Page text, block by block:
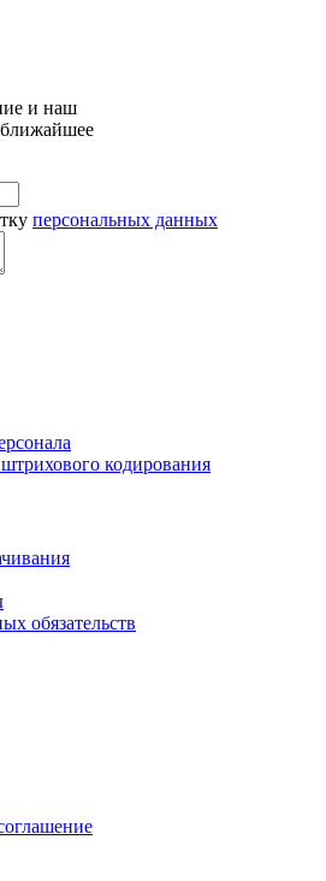
и наш
персональных данных
кодирования
обязательств